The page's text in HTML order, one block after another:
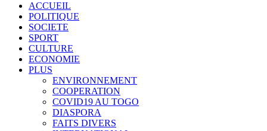
ACCUEIL
POLITIQUE
SOCIETE
SPORT
CULTURE
ECONOMIE
PLUS
ENVIRONNEMENT
COOPERATION
COVID19 AU TOGO
DIASPORA
FAITS DIVERS